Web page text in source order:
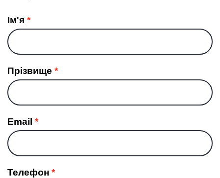
Ім'я
Прізвище
Email
Телефон